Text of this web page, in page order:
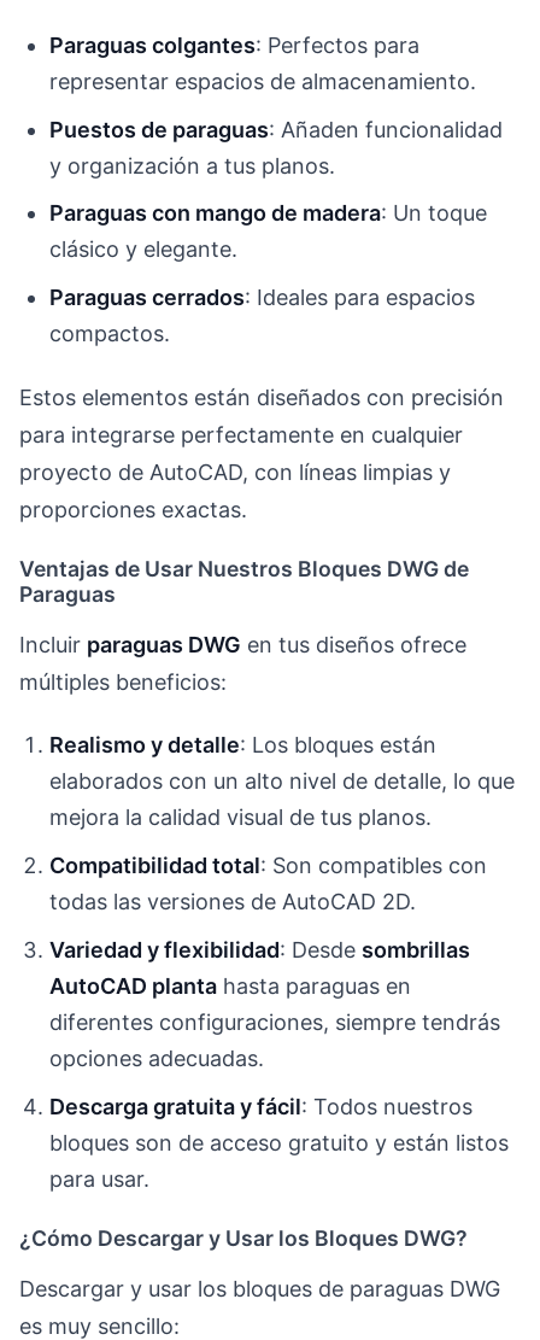
Paraguas colgantes: Perfectos para
representar espacios de almacenamiento.
Puestos de paraguas: Añaden funcionalidad
y organización a tus planos.
Paraguas con mango de madera: Un toque
clásico y elegante.
Paraguas cerrados: Ideales para espacios
compactos.
Estos elementos están diseñados con precisión
para integrarse perfectamente en cualquier
proyecto de AutoCAD, con líneas limpias y
proporciones exactas.
Ventajas de Usar Nuestros Bloques DWG de
Paraguas
Incluir paraguas DWG en tus diseños ofrece
múltiples beneficios:
Realismo y detalle: Los bloques están
elaborados con un alto nivel de detalle, lo que
mejora la calidad visual de tus planos.
Compatibilidad total: Son compatibles con
todas las versiones de AutoCAD 2D.
Variedad y flexibilidad: Desde sombrillas
AutoCAD planta hasta paraguas en
diferentes configuraciones, siempre tendrás
opciones adecuadas.
Descarga gratuita y fácil: Todos nuestros
bloques son de acceso gratuito y están listos
para usar.
¿Cómo Descargar y Usar los Bloques DWG?
Descargar y usar los bloques de paraguas DWG
es muy sencillo: